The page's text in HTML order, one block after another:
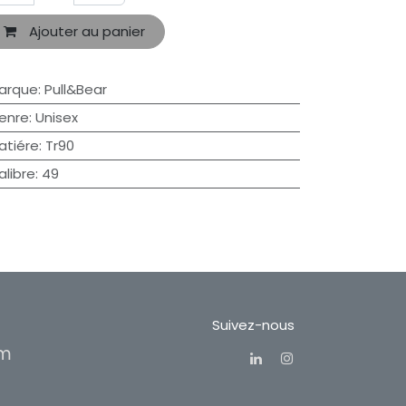
Ajouter au panier
: Pull&Bear
: Unisex
: Tr90
: 49
Suivez-nous